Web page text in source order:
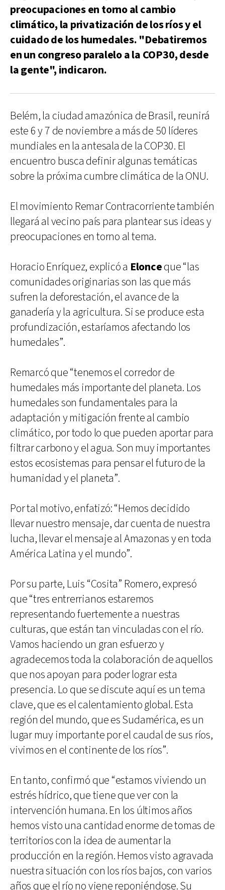
preocupaciones en torno al cambio
climático, la privatización de los ríos y el
cuidado de los humedales. "Debatiremos
en un congreso paralelo a la COP30, desde
la gente", indicaron.
Belém, la ciudad amazónica de Brasil, reunirá
este 6 y 7 de noviembre a más de 50 líderes
mundiales en la antesala de la COP30. El
encuentro busca definir algunas temáticas
sobre la próxima cumbre climática de la ONU.
El movimiento Remar Contracorriente también
llegará al vecino país para plantear sus ideas y
preocupaciones en torno al tema.
Horacio Enríquez, explicó a Elonceque “las
comunidades originarias son las que más
sufren la deforestación, el avance de la
ganadería y la agricultura. Si se produce esta
profundización, estaríamos afectando los
humedales”.
Remarcó que “tenemos el corredor de
humedales más importante del planeta. Los
humedales son fundamentales para la
adaptación y mitigación frente al cambio
climático, por todo lo que pueden aportar para
filtrar carbono y el agua. Son muy importantes
estos ecosistemas para pensar el futuro de la
humanidad y el planeta”.
Por tal motivo, enfatizó: “Hemos decidido
llevar nuestro mensaje, dar cuenta de nuestra
lucha, llevar el mensaje al Amazonas y en toda
América Latina y el mundo”.
Por su parte, Luis “Cosita” Romero, expresó
que “tres entrerrianos estaremos
representando fuertemente a nuestras
culturas, que están tan vinculadas con el río.
Vamos haciendo un gran esfuerzo y
agradecemos toda la colaboración de aquellos
que nos apoyan para poder lograr esta
presencia. Lo que se discute aquí es un tema
clave, que es el calentamiento global. Esta
región del mundo, que es Sudamérica, es un
lugar muy importante por el caudal de sus ríos,
vivimos en el continente de los ríos”.
En tanto, confirmó que “estamos viviendo un
estrés hídrico, que tiene que ver con la
intervención humana. En los últimos años
hemos visto una cantidad enorme de tomas de
territorios con la idea de aumentar la
producción en la región. Hemos visto agravada
nuestra situación con los ríos bajos, con varios
años que el río no viene reponiéndose. Su